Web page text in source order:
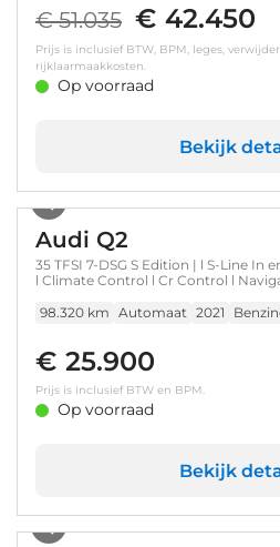
€ 51.035 € 42.450
Prijs is inclusief BTW, BPM, leges,
rijklaarmaakkosten.
Op voorraad
Bekijk
Audi Q2
35 TFSI 7-DSG S Edition | l S-Line In
l Climate Control l Cr Control l
98.320 km Automaat 2021
€ 25.900
Prijs is inclusief BTW en BPM.
Op voorraad
Bekijk